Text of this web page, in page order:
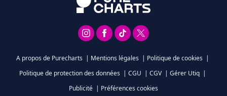
A propos de Purecharts | Mentions légales | Politique de cookies |
Politique de protection des données | CGU | CGV | Gérer Utiq |
Publicité | Préférences cookies